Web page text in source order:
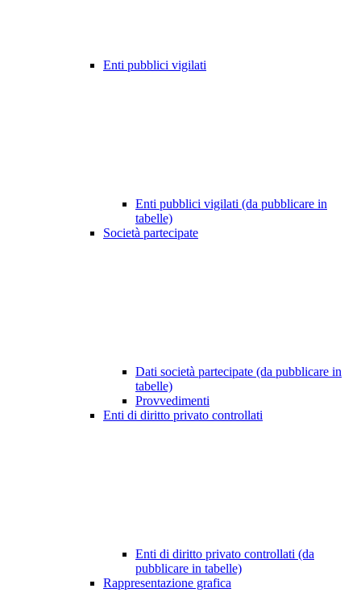
Enti pubblici vigilati
Enti pubblici vigilati (da pubblicare in
tabelle)
Società partecipate
Dati società partecipate (da pubblicare in
tabelle)
Provvedimenti
Enti di diritto privato controllati
Enti di diritto privato controllati (da
pubblicare in tabelle)
Rappresentazione grafica